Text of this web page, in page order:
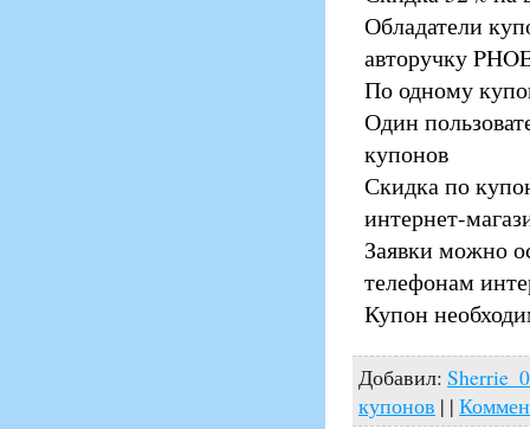
Обладатели
авторучку
По одному
Один
купонов
Скидка по
интернет-
Заявки можно
телефонам
Купон
Добавил:
купонов | |